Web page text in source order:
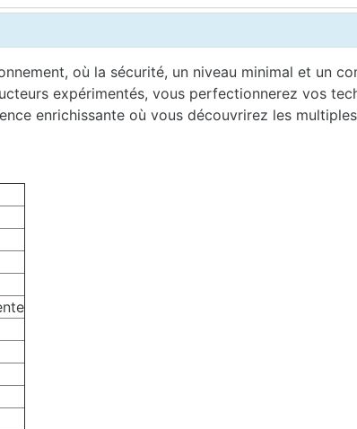
où la sécurité, un niveau minimal et un
expérimentés, vous perfectionnerez vos
enrichissante où vous découvrirez les